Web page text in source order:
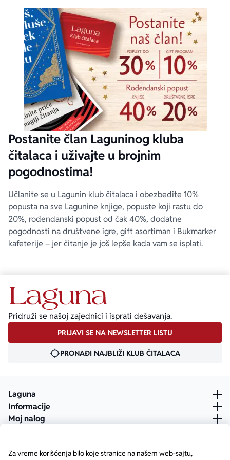
Za vreme korišćenja bilo koje stranice na našem web-sajtu,
Postanite član Laguninog kluba
čitalaca i uživajte u brojnim
pogodnostima!
Učlanite se u Lagunin klub čitalaca i obezbedite 10%
popusta na sve Lagunine knjige, popuste koji rastu do
20%, rođendanski popust od čak 40%, dodatne
pogodnosti na društvene igre, gift asortiman i Bukmarker
kafeterije – jer čitanje je još lepše kada vam se isplati.
Pridruži se našoj zajednici i isprati dešavanja.
PRIJAVI SE NA NEWSLETTER LISTU
PRONAĐI NAJBLIŽI KLUB ČITALACA
Laguna
Informacije
Moj nalog